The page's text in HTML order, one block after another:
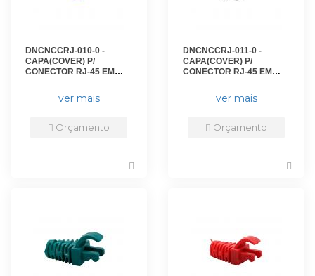
DNCNCCRJ-010-0 -
CAPA(COVER) P/
CONECTOR RJ-45 EM
6221700010. - D-NET
ver mais
Orçamento
DNCNCCRJ-011-0 -
CAPA(COVER) P/
CONECTOR RJ-45 EM
6221100010. - D-NET
ver mais
Orçamento